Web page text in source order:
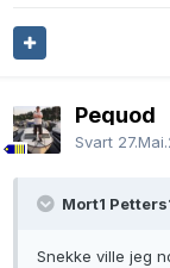
Pequod
Svart
Mort1
Snekke ville jeg